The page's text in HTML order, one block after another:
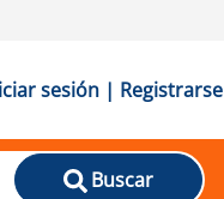
sesión | Registrarse
Buscar